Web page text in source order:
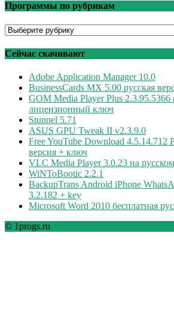
Программы по рубрикам
Программы
рубрикам
Сейчас скачивают
Adobe Application Manager 10.0
BusinessCards MX 5.00 русская
GOM Media Player Plus 2.3.95.5366
лицензионный ключ
Stunnel 5.71
ASUS GPU Tweak II v2.3.9.0
Free YouTube Download 4.5.14.712
версия + ключ
VLC Media Player 3.0.23 на русском
WiNToBootic 2.2.1
BackupTrans Android iPhone
3.2.182 + key
Microsoft Word 2010 бесплатная
© 1progs.ru